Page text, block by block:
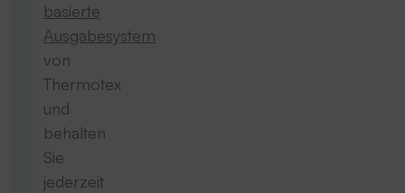
basierte
Ausgabesystem
von
Thermotex
und
behalten
Sie
jederzeit